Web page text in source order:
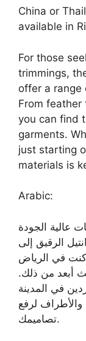
China or
available in
For those
trimmings,
offer a range
From feather
you can find
garments.
just starting
materials is
Arabic:
عالية الجودة
الرقيق إلى
كنت في الرياض
أبعد من ذلك.
في المدينة
والأطراف لرفع
تصاميمك.